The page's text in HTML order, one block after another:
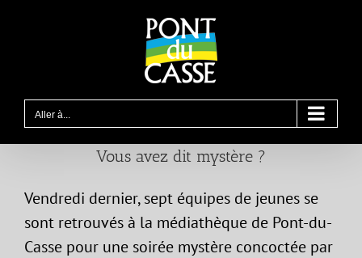
Aller à...
Vous avez dit mystère ?
Vendredi dernier, sept équipes de jeunes se
sont retrouvés à la médiathèque de Pont-du-
Casse pour une soirée mystère concoctée par